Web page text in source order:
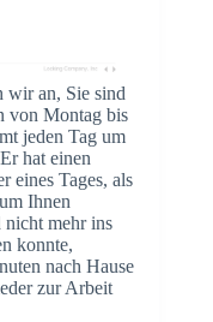
wir an, Sie sind
von Montag bis
jeden Tag um
hat einen
eines Tages, als
Ihnen
nicht mehr ins
konnte,
nach Hause
zur Arbeit